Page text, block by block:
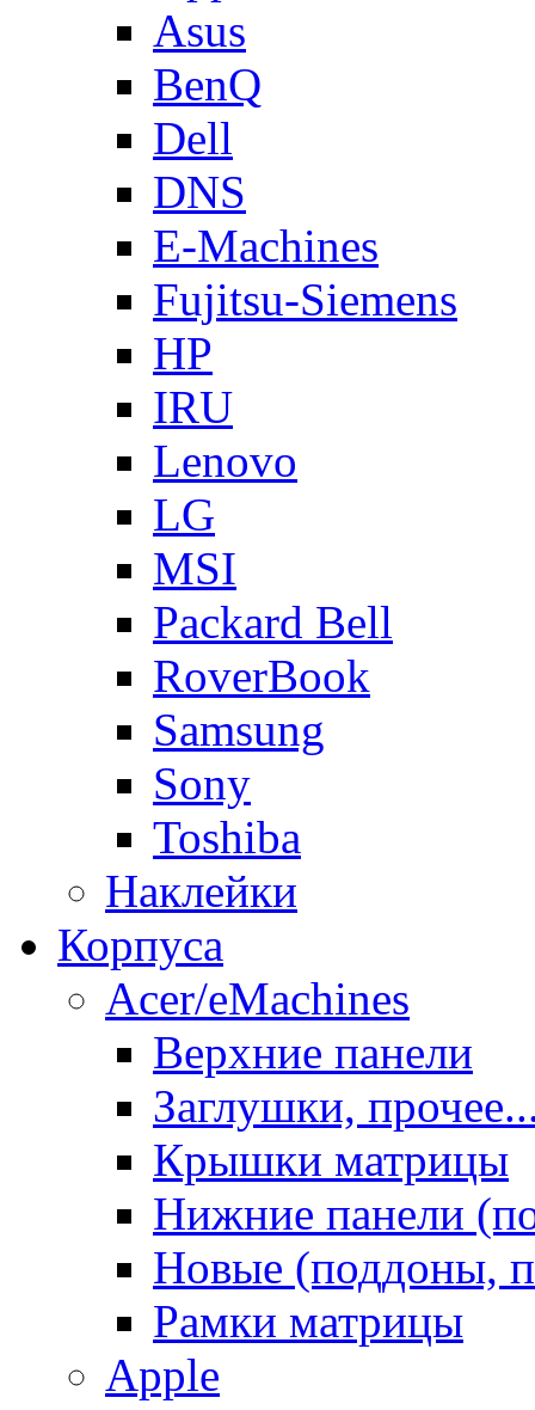
Asus
BenQ
Dell
DNS
E-Machines
Fujitsu-Siemens
HP
IRU
Lenovo
LG
MSI
Packard Bell
RoverBook
Samsung
Sony
Toshiba
Наклейки
Корпуса
Acer/eMachines
Верхние панели
Заглушки,
Крышки матрицы
Нижние панели
Новые (поддоны,
Рамки матрицы
Apple